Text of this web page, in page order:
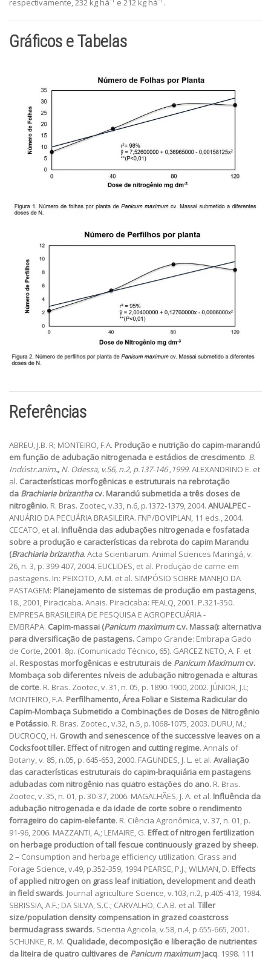
respectivamente, 232 kg há
e 212 kg há .
Gráficos e Tabelas
Referências
ABREU, J.B. R; MONTEIRO, F.A. Produção e nutrição do capim-marandú
em função de adubação nitrogenada e estádios de crescimento. B.
Indústr.anim.,N. Odessa, v.56, n.2, p.137-146 ,1999.ALEXANDRINO E. et
al. Características morfogênicas e estruturais na rebrotação
da Brachiaria brizanthacv. Marandú submetida a três doses de
nitrogênio. R. Bras. Zootec, v.33, n.6, p.1372-1379, 2004. ANUALPEC-
ANUÁRIO DA PECUÁRIA BRASILEIRA. FNP/BOVIPLAN, 11 eds., 2004.
CECATO, et al. Influência das adubações nitrogenada e fosfatada
sobre a produção e características da rebrota do capim Marandu
(Brachiaria brizantha. Acta Scientiarum. Animal Sciences Maringá, v.
26, n. 3, p. 399-407, 2004. EUCLIDES, et al. Produção de carne em
pastagens. In: PEIXOTO, A.M. et al. SIMPÓSIO SOBRE MANEJO DA
PASTAGEM: Planejamento de sistemas de produção em pastagens,
18., 2001, Piracicaba. Anais. Piracicaba: FEALQ, 2001. P.321-350.
EMPRESA BRASILEIRA DE PESQUISA E AGROPECUÁRIA -
EMBRAPA. Capim-massai (Panicum maximumc.v. Massai): alternativa
para diversificação de pastagens. Campo Grande: Embrapa Gado
de Corte, 2001. 8p. (Comunicado Técnico, 65). GARCEZ NETO, A. F. et
al. Respostas morfogênicas e estruturais de Panicum Maximumcv.
Mombaça sob diferentes níveis de adubação nitrogenada e alturas
de corte. R. Bras. Zootec, v. 31, n. 05, p. 1890-1900, 2002. JÚNIOR, J.L;
MONTEIRO, F.A. Perfilhamento, Área Foliar e Sistema Radicular do
Capim-Mombaça Submetido a Combinações de Doses de Nitrogênio
e Potássio. R. Bras. Zootec., v.32, n.5, p.1068-1075, 2003. DURU, M.;
DUCROCQ, H. Growth and senescence of the successive leaves on a
Cocksfoot tiller. Effect of nitrogen and cutting regime. Annals of
Botany, v. 85, n.05, p. 645-653, 2000. FAGUNDES, J. L. et al. Avaliação
das características estruturais do capim-braquiária em pastagens
adubadas com nitrogênio nas quatro estações do ano. R. Bras.
Zootec, v. 35, n. 01, p. 30-37, 2006. MAGALHÃES, J. A. et al. Influência da
adubação nitrogenada e da idade de corte sobre o rendimento
forrageiro do capim-elefante. R. Ciência Agronômica, v. 37, n. 01, p.
91-96, 2006. MAZZANTI, A.; LEMAIRE, G. Effect of nitrogen fertilization
on herbage production of tall fescue continuously grazed by sheep.
2 – Consumption and herbage efficiency utilization. Grass and
Forage Science, v.49, p.352-359, 1994 PEARSE, P.J.; WILMAN, D. Effects
of applied nitrogen on grass leaf initiation, development and death
in field swards. Journal agriculture Science, v.103, n.2, p.405-413, 1984.
SBRISSIA, A.F.; DA SILVA, S.C.; CARVALHO, C.A.B. et al. Tiller
size/population density compensation in grazed coastcross
bermudagrass swards. Scientia Agricola, v.58, n.4, p.655-665, 2001.
SCHUNKE, R. M. Qualidade, decomposição e liberação de nutrientes
da liteira de quatro cultivares de Panicum maximumJacq. 1998. 111